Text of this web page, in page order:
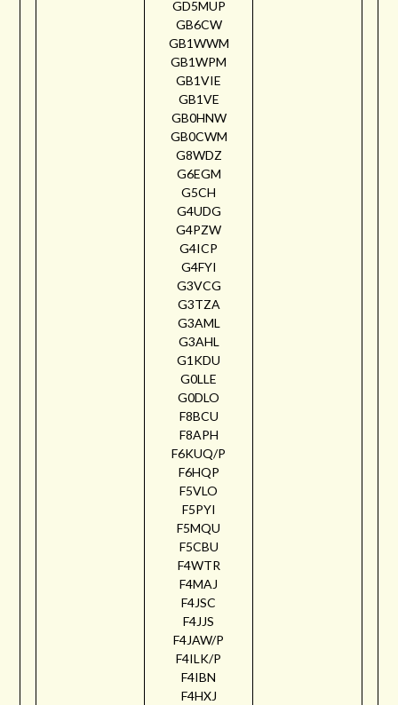
GD5MUP
GB6CW
GB1WWM
GB1WPM
GB1VIE
GB1VE
GB0HNW
GB0CWM
G8WDZ
G6EGM
G5CH
G4UDG
G4PZW
G4ICP
G4FYI
G3VCG
G3TZA
G3AML
G3AHL
G1KDU
G0LLE
G0DLO
F8BCU
F8APH
F6KUQ/P
F6HQP
F5VLO
F5PYI
F5MQU
F5CBU
F4WTR
F4MAJ
F4JSC
F4JJS
F4JAW/P
F4ILK/P
F4IBN
F4HXJ